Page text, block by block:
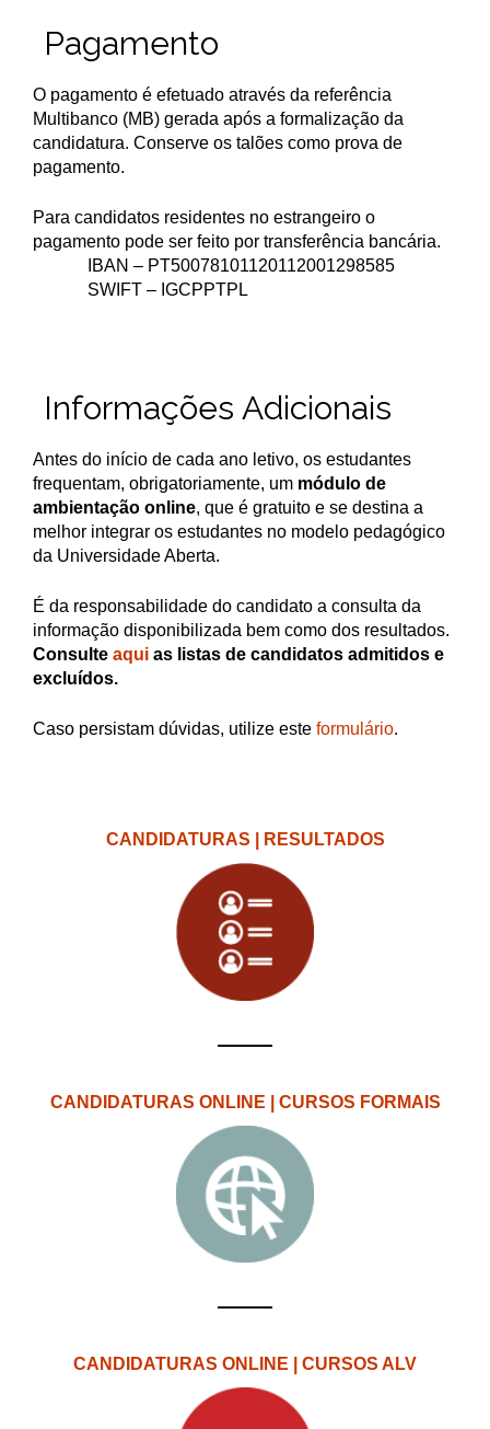
Pagamento
O pagamento é efetuado através da referência
Multibanco (MB) gerada após a formalização da
candidatura. Conserve os talões como prova de
pagamento.
Para candidatos residentes no estrangeiro o
pagamento pode ser feito por transferência bancária.
IBAN – PT50078101120112001298585
SWIFT – IGCPPTPL
Informações Adicionais
Antes do início de cada ano letivo, os estudantes
frequentam, obrigatoriamente, um módulo de
ambientação online, que é gratuito e se destina a
melhor integrar os estudantes no modelo pedagógico
da Universidade Aberta.
É da responsabilidade do candidato a consulta da
informação disponibilizada bem como dos resultados.
Consulte aqui as listas de candidatos admitidos e
excluídos.
Caso persistam dúvidas, utilize este formulário.
CANDIDATURAS | RESULTADOS
CANDIDATURAS ONLINE | CURSOS FORMAIS
CANDIDATURAS ONLINE | CURSOS ALV